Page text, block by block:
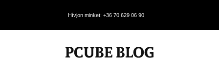
Hívjon minket: +36 70 629 06 90